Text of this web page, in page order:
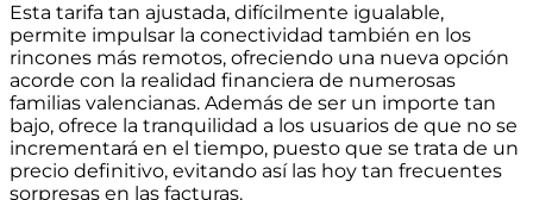
Esta tarifa tan ajustada, difícilmente igualable,
permite impulsar la conectividad también en los
rincones más remotos, ofreciendo una nueva opción
acorde con la realidad financiera de numerosas
familias valencianas. Además de ser un importe tan
bajo, ofrece la tranquilidad a los usuarios de que no se
incrementará en el tiempo, puesto que se trata de un
precio definitivo, evitando así las hoy tan frecuentes
sorpresas en las facturas.